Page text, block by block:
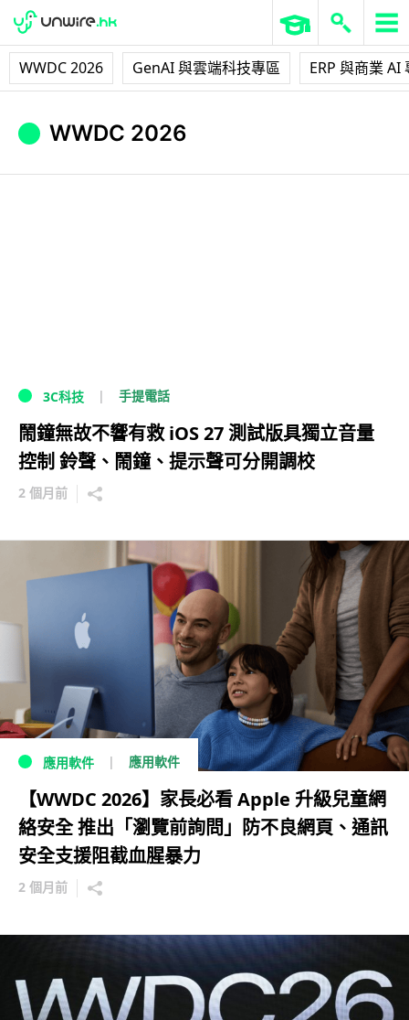
WWDC 2026 GenAI 與雲端科技專區 ERP 與商業 AI
WWDC 2026
3C科技 手提電話
鬧鐘無故不響有救 iOS 27 測試版具獨立音量
控制 鈴聲、鬧鐘、提示聲可分開調校
2 個月前
應用軟件 應用軟件
【WWDC 2026】家長必看 Apple 升級兒童網
絡安全 推出「瀏覽前詢問」防不良網頁、通訊
安全支援阻截血腥暴力
2 個月前